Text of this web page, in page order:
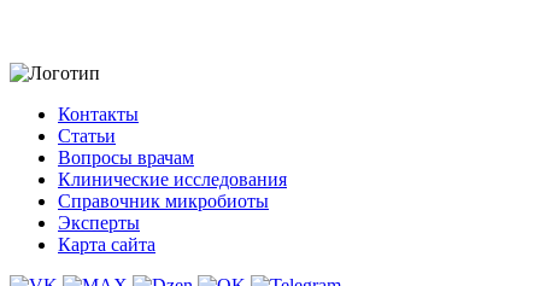
Контакты
Статьи
Вопросы врачам
Клинические исследования
Справочник микробиоты
Эксперты
Карта сайта